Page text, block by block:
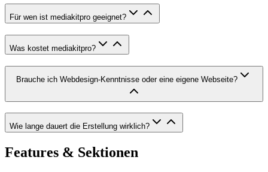
Für wen ist mediakitpro geeignet?
Was kostet mediakitpro?
Brauche ich Webdesign-Kenntnisse oder eine eigene Webseite?
Wie lange dauert die Erstellung wirklich?
Features & Sektionen